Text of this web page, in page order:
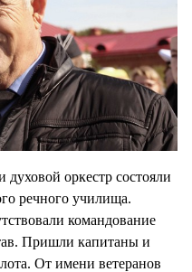
оркестр состояли
речного училища.
командование
Пришли капитаны и
От имени ветеранов